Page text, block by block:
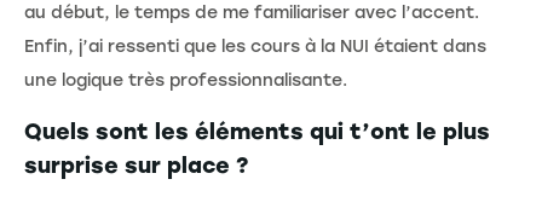
au début, le temps de me familiariser avec l’accent.
Enfin, j’ai ressenti que les cours à la NUI étaient dans
une logique très professionnalisante.
Quels sont les éléments qui t’ont le plus
surprise sur place ?